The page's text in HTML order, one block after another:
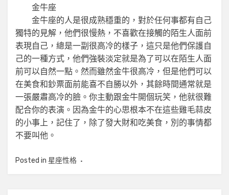
金牛座
金牛座的人是很成熟穩重的，對於任何事都有自己
獨特的見解，他們很慢熱，不喜歡在接觸的陌生人面前
表現自己，總是一副很高冷的樣子，這只是他們保護自
己的一種方式，他們強裝淡定就是為了可以在陌生人面
前可以自然一點。然而雖然金牛很高冷，但是他們可以
在美食和鈔票面前能喜不自勝以外，其餘時間通常就是
一張嚴肅高冷的臉。你主動跟金牛開個玩笑，他就很難
配合你的表演。因為金牛的心思根本不在這些雞毛蒜皮
的小事上，記住了，除了發大財和吃美食，別的事情都
不要叫他。
Posted in 星座性格